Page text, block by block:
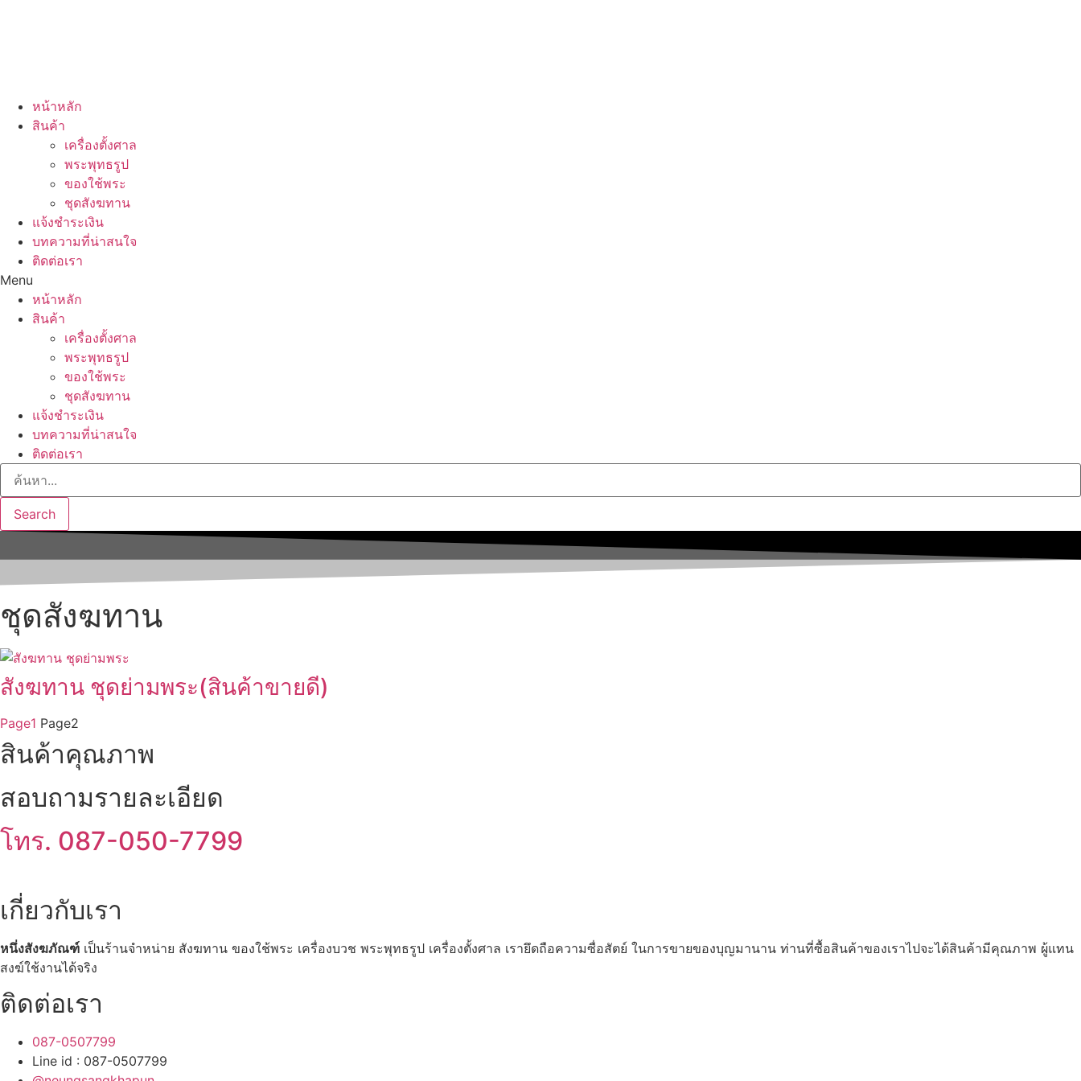
หน้าหลัก
สินค้า
เครื่องตั้งศาล
พระพุทธรูป
ของใช้พระ
ชุดสังฆทาน
แจ้งชำระเงิน
บทความที่น่าสนใจ
ติดต่อเรา
Menu
หน้าหลัก
สินค้า
เครื่องตั้งศาล
พระพุทธรูป
ของใช้พระ
ชุดสังฆทาน
แจ้งชำระเงิน
บทความที่น่าสนใจ
ติดต่อเรา
Search
ชุดสังฆทาน
สังฆทาน ชุดย่ามพระ(สินค้าขายดี)
Page1 Page2
สินค้าคุณภาพ
สอบถามรายละเอียด
โทร. 087-050-7799
เกี่ยวกับเรา
หนึ่งสังฆภัณฑ์ เป็นร้านจำหน่าย สังฆทาน ของใช้พระ เครื่องบวช พระพุทธรูป เครื่องตั้งศาล เรายึดถือความซื่อสัตย์ ในการขายของบุญมานาน ท่านที่ซื้อสินค้าของเราไปจะได้สินค้ามีคุณภาพ ผู้แทน
สงฆ์ใช้งานได้จริง
ติดต่อเรา
087-0507799
Line id : 087-0507799